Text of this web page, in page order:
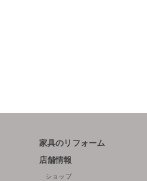
家具のリフォーム
店舗情報
ショップ